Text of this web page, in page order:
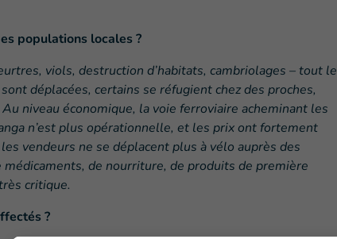
populations locales ?
viols, destruction d’habitats, cambriolages – tout le
déplacées, certains se réfugient chez des proches,
niveau économique, la voie ferroviaire acheminant les
n’est plus opérationnelle, et les prix ont fortement
vendeurs ne se déplacent plus à vélo auprès des
de nourriture, de produits de première
critique.
?